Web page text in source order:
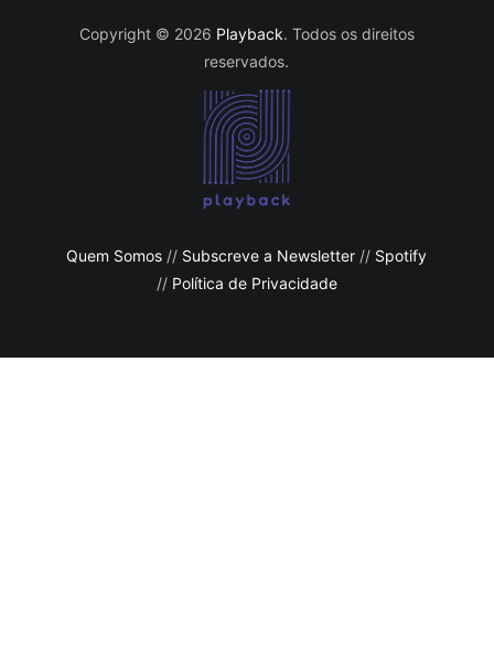
Copyright © 2026 Playback. Todos os direitos
reservados.
Quem Somos // Subscreve a Newsletter // Spotify
// Política de Privacidade